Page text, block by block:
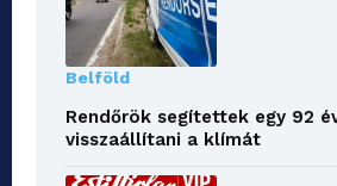
Belföld
Rendőrök segítettek egy 92
visszaállítani a klímát